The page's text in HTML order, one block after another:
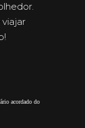
acordado do